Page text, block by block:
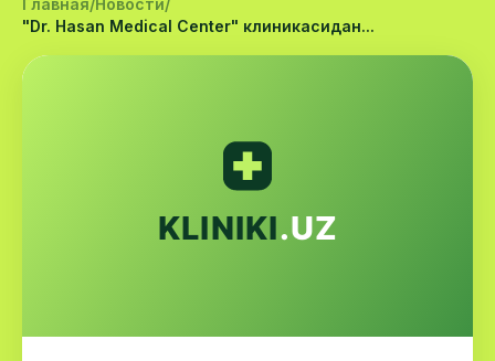
"Dr. Hasan Medical Center" клиникасидан...